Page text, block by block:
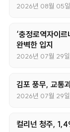
2026년 08월 05일
‘충정로역자이
완벽한 입지
2026년 07월 29일
김포 풍무, 교통
2026년 07월 29일
컬리넌 청주,